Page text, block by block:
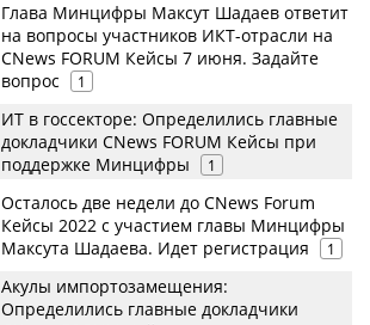
Глава Минцифры Максут Шадаев ответит
на вопросы участников ИКТ-отрасли на
CNews FORUM Кейсы 7 июня. Задайте
вопрос
1
ИТ в госсекторе: Определились главные
докладчики CNews FORUM Кейсы при
поддержке Минцифры
1
Осталось две недели до CNews Forum
Кейсы 2022 с участием главы Минцифры
Максута Шадаева. Идет регистрация
1
Акулы импортозамещения:
Определились главные докладчики